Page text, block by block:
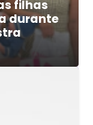
filhas
durante